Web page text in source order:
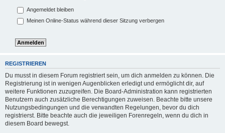
Angemeldet bleiben
Meinen Online-Status während dieser Sitzung verbergen
REGISTRIEREN
Du musst in diesem Forum registriert sein, um dich anmelden zu können. Die
Registrierung ist in wenigen Augenblicken erledigt und ermöglicht dir, auf
weitere Funktionen zuzugreifen. Die Board-Administration kann registrierten
Benutzern auch zusätzliche Berechtigungen zuweisen. Beachte bitte unsere
Nutzungsbedingungen und die verwandten Regelungen, bevor du dich
registrierst. Bitte beachte auch die jeweiligen Forenregeln, wenn du dich in
diesem Board bewegst.